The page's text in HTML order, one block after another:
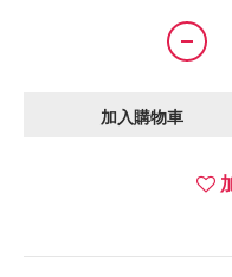
加入購物車